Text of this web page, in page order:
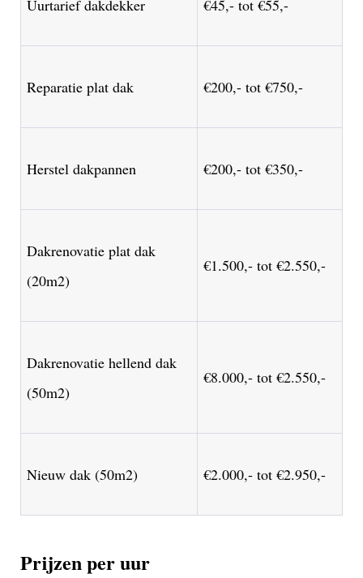
Uurtarief dakdekker €45,- tot €55,-
Reparatie plat dak €200,- tot €750,-
Herstel dakpannen €200,- tot €350,-
Dakrenovatie plat dak
(20m2)
€1.500,- tot €2.550,-
Dakrenovatie hellend dak
(50m2)
€8.000,- tot €2.550,-
Nieuw dak (50m2) €2.000,- tot €2.950,-
Prijzen per uur